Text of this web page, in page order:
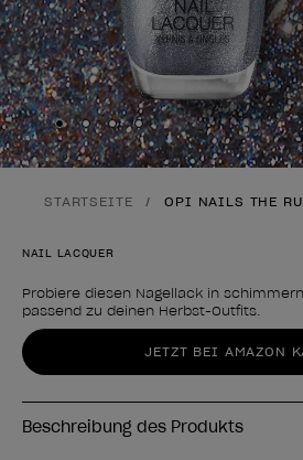
Skip to slide1
Skip to slide2
Skip to slide3
Skip to slide4
STARTSEITE OPI NAILS THE
NAIL LACQUER
Probiere diesen Nagellack in
passend zu deinen Herbst-Outfits.
Form des Produkts
JETZT BEI AMAZON
Beschreibung des Produkts